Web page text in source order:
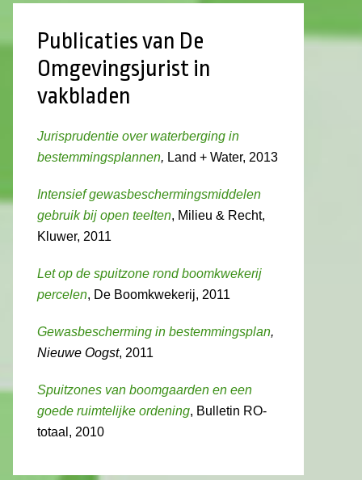
Publicaties van De
Omgevingsjurist in
vakbladen
Jurisprudentie over waterberging in
bestemmingsplannen, Land + Water, 2013
Intensief gewasbeschermingsmiddelen
gebruik bij open teelten, Milieu & Recht,
Kluwer, 2011
Let op de spuitzone rond boomkwekerij
percelen, De Boomkwekerij, 2011
Gewasbescherming in bestemmingsplan,
Nieuwe Oogst, 2011
Spuitzones van boomgaarden en een
goede ruimtelijke ordening, Bulletin RO-
totaal, 2010